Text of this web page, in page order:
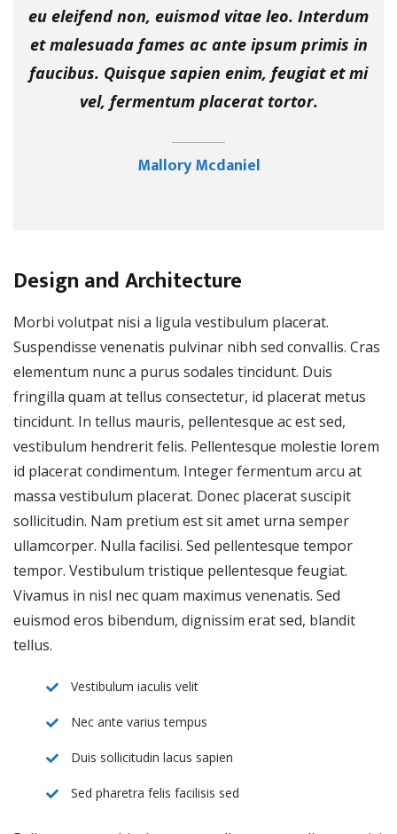
eu eleifend non, euismod vitae leo. Interdum
et malesuada fames ac ante ipsum primis in
faucibus. Quisque sapien enim, feugiat et mi
vel, fermentum placerat tortor.
Mallory Mcdaniel
Design and Architecture
Morbi volutpat nisi a ligula vestibulum placerat.
Suspendisse venenatis pulvinar nibh sed convallis. Cras
elementum nunc a purus sodales tincidunt. Duis
fringilla quam at tellus consectetur, id placerat metus
tincidunt. In tellus mauris, pellentesque ac est sed,
vestibulum hendrerit felis. Pellentesque molestie lorem
id placerat condimentum. Integer fermentum arcu at
massa vestibulum placerat. Donec placerat suscipit
sollicitudin. Nam pretium est sit amet urna semper
ullamcorper. Nulla facilisi. Sed pellentesque tempor
tempor. Vestibulum tristique pellentesque feugiat.
Vivamus in nisl nec quam maximus venenatis. Sed
euismod eros bibendum, dignissim erat sed, blandit
tellus.
Vestibulum iaculis velit
Nec ante varius tempus
Duis sollicitudin lacus sapien
Sed pharetra felis facilisis sed